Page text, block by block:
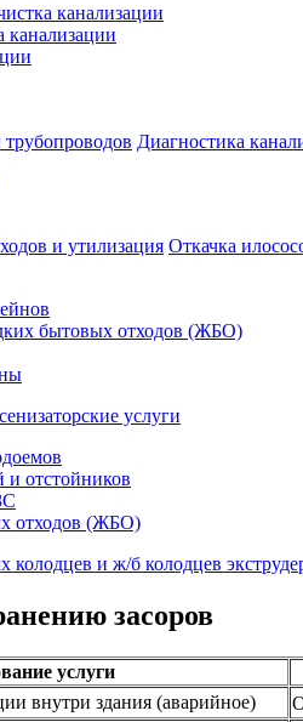
канализации
канализации
Диагностика
Откачка
бытовых отходов (ЖБО)
услуги
и отстойников
отходов (ЖБО)
засоров
услуги
внутри здания (аварийное)